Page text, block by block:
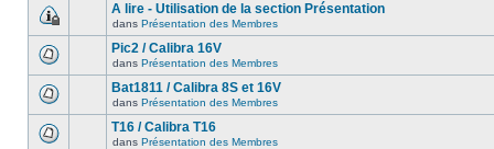
A lire - Utilisation de la section Présentation
dans Présentation des Membres
Pic2 / Calibra 16V
dans Présentation des Membres
Bat1811 / Calibra 8S et 16V
dans Présentation des Membres
T16 / Calibra T16
dans Présentation des Membres